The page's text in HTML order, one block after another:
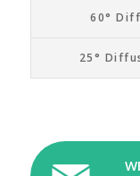
60°
25°